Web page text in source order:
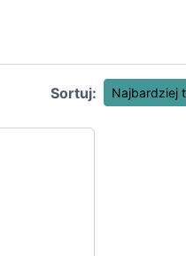
Sortuj: Najbardziej